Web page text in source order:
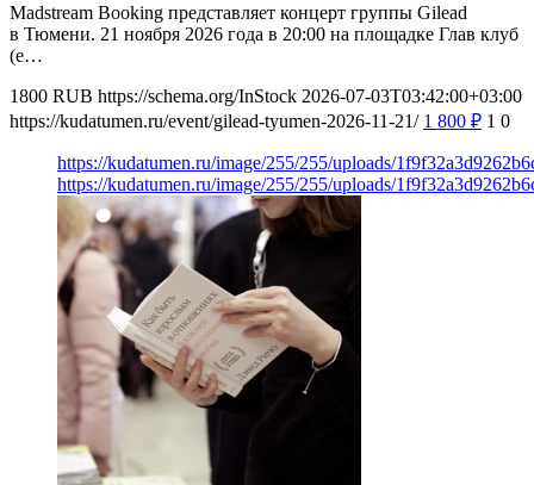
Madstream Booking представляет концерт группы Gilead
в Тюмени. 21 ноября 2026 года в 20:00 на площадке Глав клуб
(e…
1800 RUB https://schema.org/InStock 2026-07-03T03:42:00+03:00
https://kudatumen.ru/event/gilead-tyumen-2026-11-21/ 1 800 ₽ 1 0
https://kudatumen.ru/image/255/255/uploads/
https://kudatumen.ru/image/255/255/uploads/